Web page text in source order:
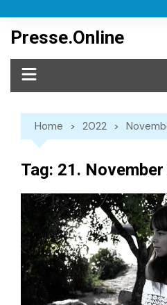
content
Presse.Online
Home 2022
Tag: 21.